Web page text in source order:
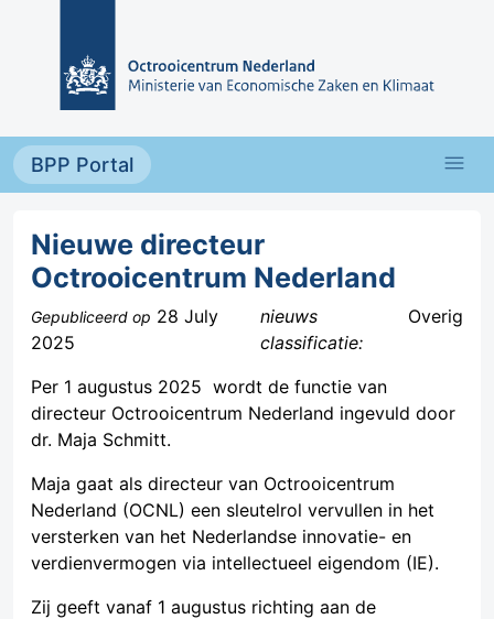
BPP Portal menu
Nieuwe directeur
Octrooicentrum Nederland
Gepubliceerd op 28 July
2025
nieuws
classificatie:
Overig
Per 1 augustus 2025 wordt de functie van
directeur Octrooicentrum Nederland ingevuld door
dr. Maja Schmitt.
Maja gaat als directeur van Octrooicentrum
Nederland (OCNL) een sleutelrol vervullen in het
versterken van het Nederlandse innovatie- en
verdienvermogen via intellectueel eigendom (IE).
Zij geeft vanaf 1 augustus richting aan de